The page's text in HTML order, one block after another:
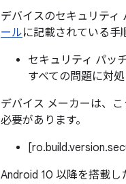
デバイスのセキュリティ
ールに記載されている手
セキュリティ パッ
すべての問題に対処
デバイス メーカーは、
必要があります。
Android 10 以降を搭載